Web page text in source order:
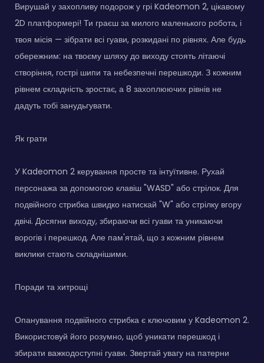
Вирушай у захопливу подорож у грі Kadeomon 2, цікавому
2D платформері! Ти граєш за милого маленького робота, і
твоя місія — зібрати всі гуави, розкидані по рівнях. Але будь
обережним: на твоєму шляху до виходу стоять літаючі
створіння, гострі шипи та небезпечні перешкоди. З кожним
рівнем складність зростає, а 8 захоплюючих рівнів не
дадуть тобі занудьгувати.
Як грати
У Kadeomon 2 керування просте та інтуїтивне. Рухай
персонажа за допомогою клавіш "WASD" або стрілок. Для
подвійного стрибка швидко натискай "W" або стрілку вгору
двічі. Досягни виходу, збираючи всі гуави та уникаючи
ворогів і перешкод. Але пам'ятай, що з кожним рівнем
виклики стають складнішими.
Поради та хитрощі
Опанування подвійного стрибка є ключовим у Kadeomon 2.
Використовуй його розумно, щоб уникати перешкод і
збирати важкодоступні гуави. Звертай увагу на патерни